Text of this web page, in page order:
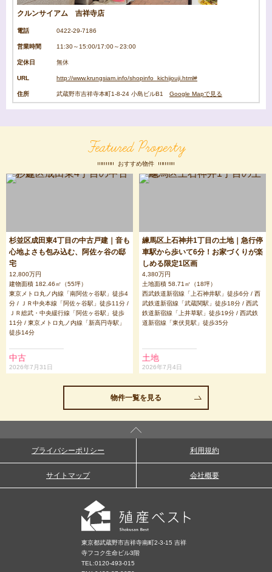
クルンサイアム 吉祥寺店
電話 0422-29-7186
営業時間 11:30～15:00/17:00～23:00
定休日 無休
URL http://www.krungsiam.info/shopinfo_kichijouji.html#
住所 武蔵野市吉祥寺本町1-8-24 小島ビルB1 Google Mapで見る
Featured Property
おすすめ物件
杉並区成田東4丁目の中古戸建｜音も
心地よさも包み込む、阿佐ヶ谷の邸
宅
12,800万円
建物面積 182.46㎡（55坪）
東京メトロ丸ノ内線「南阿佐ヶ谷駅」徒歩4
分 / ＪＲ中央本線「阿佐ヶ谷駅」徒歩11分 /
ＪＲ総武・中央緩行線「阿佐ヶ谷駅」徒歩
11分 / 東京メトロ丸ノ内線「新高円寺駅」
徒歩14分
中古
2026年7月31日
練馬区上石神井1丁目の土地｜急行停
車駅から歩いて6分！お家づくりが楽
しめる限定1区画
4,380万円
土地面積 58.71㎡（18坪）
西武鉄道新宿線「上石神井駅」徒歩6分 / 西
武鉄道新宿線「武蔵関駅」徒歩18分 / 西武
鉄道新宿線「上井草駅」徒歩19分 / 西武鉄
道新宿線「東伏見駅」徒歩35分
土地
2026年7月4日
物件一覧を見る
プライバシーポリシー 利用規約
サイトマップ 会社概要
東京都武蔵野市吉祥寺南町2-3-15 吉祥
寺フコク生命ビル3階
TEL:0120-493-015